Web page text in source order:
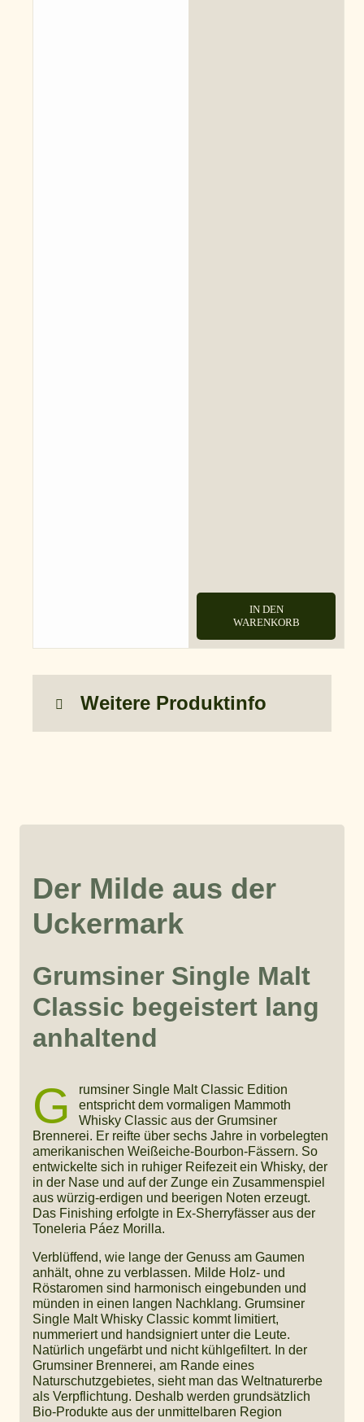
IN DEN
WARENKORB
Weitere Produktinfo
Der Milde aus der
Uckermark
Grumsiner Single Malt
Classic begeistert lang
anhaltend
G
rumsiner Single Malt Classic Edition
entspricht dem vormaligen Mammoth
Whisky Classic aus der Grumsiner
Brennerei. Er reifte über sechs Jahre in vorbelegten
amerikanischen Weißeiche-Bourbon-Fässern. So
entwickelte sich in ruhiger Reifezeit ein Whisky, der
in der Nase und auf der Zunge ein Zusammenspiel
aus würzig-erdigen und beerigen Noten erzeugt.
Das Finishing erfolgte in Ex-Sherryfässer aus der
Toneleria Páez Morilla.
Verblüffend, wie lange der Genuss am Gaumen
anhält, ohne zu verblassen. Milde Holz- und
Röstaromen sind harmonisch eingebunden und
münden in einen langen Nachklang. Grumsiner
Single Malt Whisky Classic kommt limitiert,
nummeriert und handsigniert unter die Leute.
Natürlich ungefärbt und nicht kühlgefiltert. In der
Grumsiner Brennerei, am Rande eines
Naturschutzgebietes, sieht man das Weltnaturerbe
als Verpflichtung. Deshalb werden grundsätzlich
Bio-Produkte aus der unmittelbaren Region